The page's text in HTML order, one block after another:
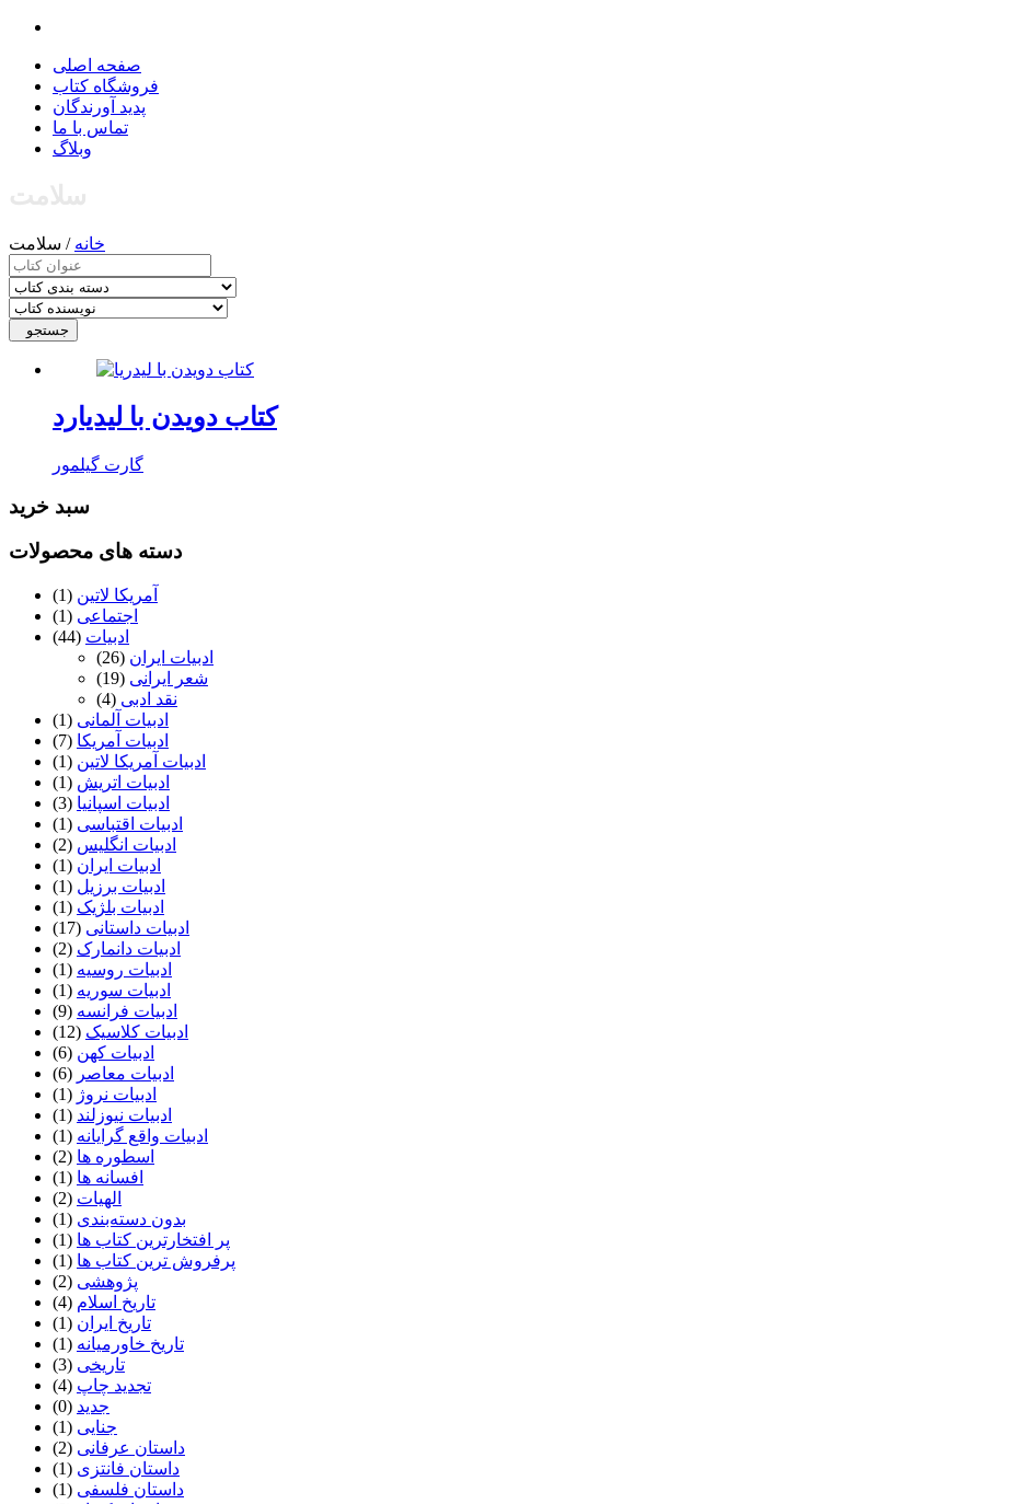
صفحه اصلی
فروشگاه کتاب
پدید آورندگان
تماس با ما
وبلاگ
خانه / سلامت
جستجو
کتاب دویدن با لیدیارد
گارت گیلمور
سبد خرید
دسته های محصولات
آمریکا لاتین (1)
اجتماعی (1)
ادبیات (44)
ادبیات ایران (26)
شعر ایرانی (19)
نقد ادبی (4)
ادبیات آلمانی (1)
ادبیات آمریکا (7)
ادبیات آمریکا لاتین (1)
ادبیات اتریش (1)
ادبیات اسپانیا (3)
ادبیات اقتباسی (1)
ادبیات انگلیس (2)
ادبیات ایران (1)
ادبیات برزیل (1)
ادبیات بلژیک (1)
ادبیات داستانی (17)
ادبیات دانمارک (2)
ادبیات روسیه (1)
ادبیات سوریه (1)
ادبیات فرانسه (9)
ادبیات کلاسیک (12)
ادبیات کهن (6)
ادبیات معاصر (6)
ادبیات نروژ (1)
ادبیات نیوزلند (1)
ادبیات واقع گرایانه (1)
اسطوره ها (2)
افسانه ها (1)
الهیات (2)
بدون دسته‌بندی (1)
پر افتخارترین کتاب ها (1)
پرفروش ترین کتاب ها (1)
پژوهشی (2)
تاریخ اسلام (4)
تاریخ ایران (1)
تاریخ خاورمیانه (1)
تاریخی (3)
تجدید چاپ (4)
جدید (0)
جنایی (1)
داستان عرفانی (2)
داستان فانتزی (1)
داستان فلسفی (1)